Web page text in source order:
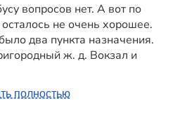
вопросов нет. А вот по
не очень хорошее.
два пункта назначения.
ж. д. Вокзал и
полностью